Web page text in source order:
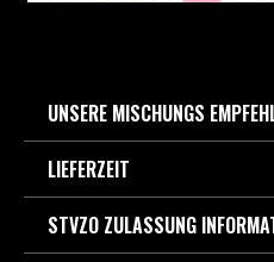
UNSERE MISCHUNGS
FÜR DEN SPORTLICHEN
BERGPÄSSE UND
- MX87ist die
LIEFERZEIT
3-5 Werktage, wenn im Europa
STVZO ZULASSUNG